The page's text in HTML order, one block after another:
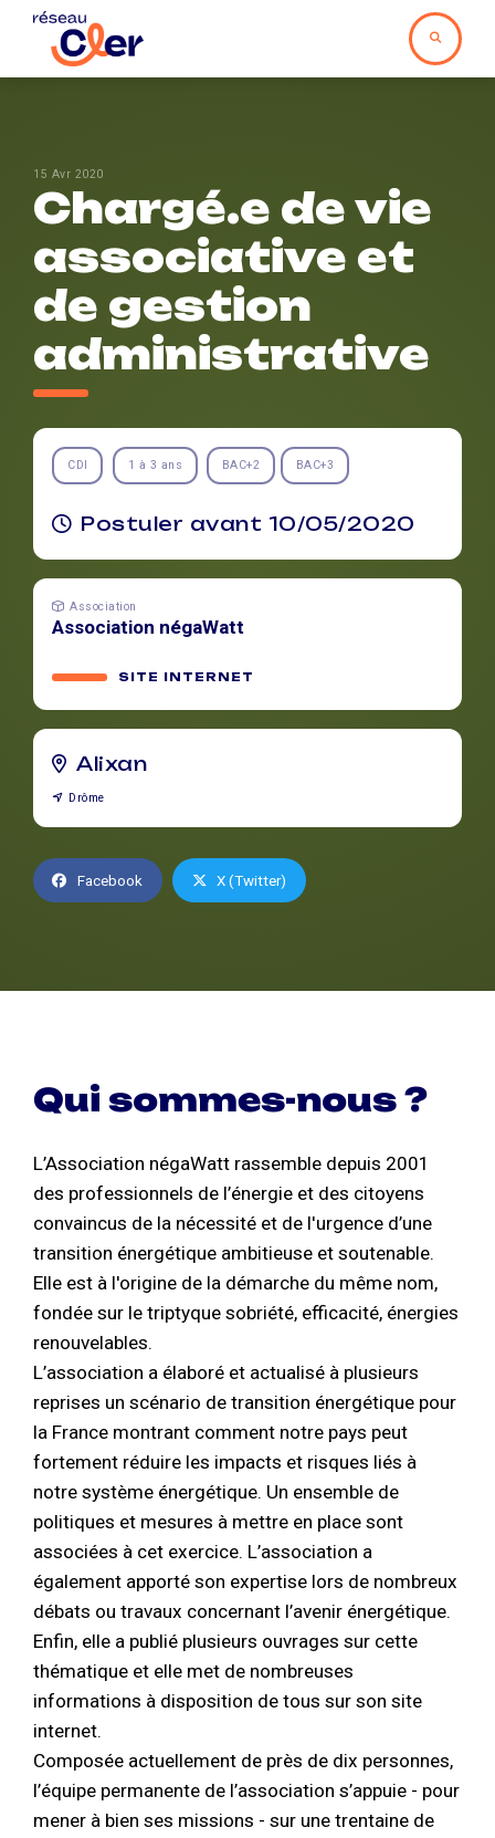
15 Avr 2020
Chargé.e de vie
associative et
de gestion
administrative
CDI 1 à 3 ans BAC+2 BAC+3
Postuler avant 10/05/2020
Association
Association négaWatt
SITE INTERNET
Alixan
Drôme
Facebook X (Twitter)
Qui sommes-nous ?
L’Association négaWatt rassemble depuis 2001
des professionnels de l’énergie et des citoyens
convaincus de la nécessité et de l'urgence d’une
transition énergétique ambitieuse et soutenable.
Elle est à l'origine de la démarche du même nom,
fondée sur le triptyque sobriété, efficacité, énergies
renouvelables.
L’association a élaboré et actualisé à plusieurs
reprises un scénario de transition énergétique pour
la France montrant comment notre pays peut
fortement réduire les impacts et risques liés à
notre système énergétique. Un ensemble de
politiques et mesures à mettre en place sont
associées à cet exercice. L’association a
également apporté son expertise lors de nombreux
débats ou travaux concernant l’avenir énergétique.
Enfin, elle a publié plusieurs ouvrages sur cette
thématique et elle met de nombreuses
informations à disposition de tous sur son site
internet.
Composée actuellement de près de dix personnes,
l’équipe permanente de l’association s’appuie - pour
mener à bien ses missions - sur une trentaine de